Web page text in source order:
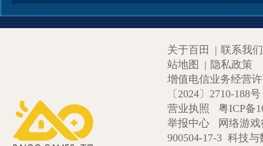
关于百田 | 联系我们
站地图
| 隐私政策
增值电信业务经营
〔2024〕2710-188号
营业执照
粤ICP备
举报中心
网络游
900504-17-3 科技与